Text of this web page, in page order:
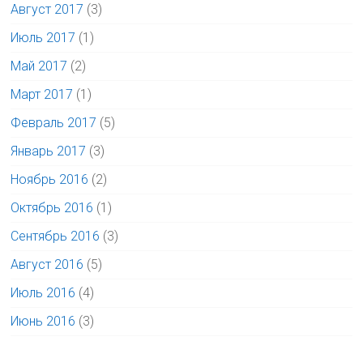
Август 2017 (3)
Июль 2017 (1)
Май 2017 (2)
Март 2017 (1)
Февраль 2017 (5)
Январь 2017 (3)
Ноябрь 2016 (2)
Октябрь 2016 (1)
Сентябрь 2016 (3)
Август 2016 (5)
Июль 2016 (4)
Июнь 2016 (3)